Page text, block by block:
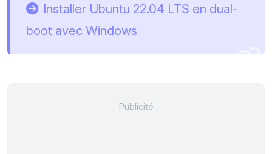
Installer Ubuntu 22.04 LTS en dual-
boot avec Windows